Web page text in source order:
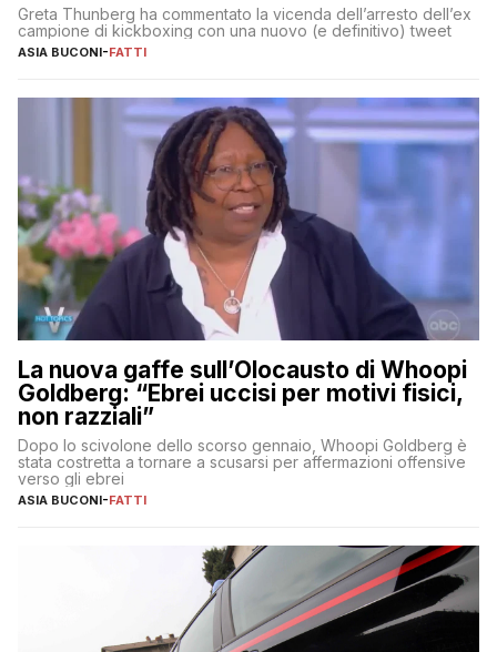
Greta Thunberg ha commentato la vicenda dell’arresto dell’ex
campione di kickboxing con una nuovo (e definitivo) tweet
ASIA BUCONI-FATTI
La nuova gaffe sull’Olocausto di Whoopi
Goldberg: “Ebrei uccisi per motivi fisici,
non razziali”
Dopo lo scivolone dello scorso gennaio, Whoopi Goldberg è
stata costretta a tornare a scusarsi per affermazioni offensive
verso gli ebrei
ASIA BUCONI-FATTI